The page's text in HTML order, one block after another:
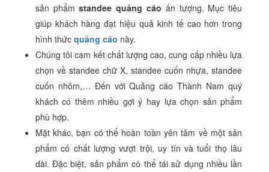
sản phẩmstandee quảng cáo ấn tượng. Mục tiêu
giúp khách hàng đạt hiệu quả kinh tế cao hơn trong
hình thứcquảng cáo này.
Chúng tôi cam kết chất lượng cao, cung cấp nhiều lựa
chọn về standee chữ X, standee cuốn nhựa, standee
cuốn nhôm,… Đến với Quảng cáo Thành Nam quý
khách có thêm nhiều gợi ý hay lựa chọn sản phẩm
phù hợp.
Mặt khác, bạn có thể hoàn toàn yên tâm về một sản
phẩm có chất lượng vượt trội, uy tín và tuổi thọ lâu
dài. Đặc biệt, sản phẩm có thể tái sử dụng nhiều lần